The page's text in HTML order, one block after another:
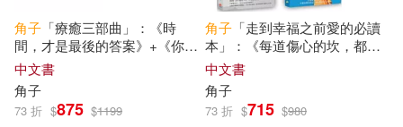
3C(18) 家電(2)
無印良品(7)
角子(36) Coa Momose (34)
ホットエンターテイメント(33)
角子 「療癒三部曲」：《時
間，才是最後的答案》+《你會
坦然面對，每一場告別》+《你
會用最好的自己，去迎接最好
的幸福》(3冊合售)
中文書
角子
73 折 $875 $1199
角子 「走到幸福之前愛的必讀
本」：《每道傷心的坎，都是
通往幸福的階梯》、《你不是
失敗，你是值得更好的》、
《一個人，你也要活得晴空萬
里》 (3冊合售)
中文書
角子
73 折 $715 $980